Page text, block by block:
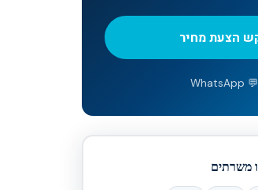
הצעת מחיר
💬 WhatsApp
משרתים